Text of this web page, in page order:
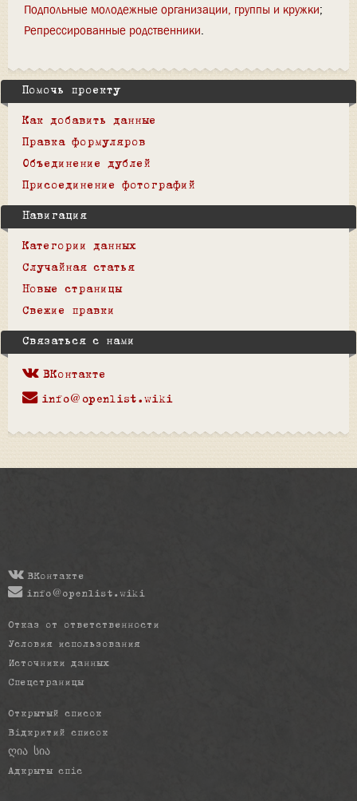
Подпольные молодежные организации, группы и кружки
Репрессированные родственники
Помочь проекту
Как добавить данные
Правка формуляров
Объединение дублей
Присоединение фотографий
Навигация
Категории данных
Случайная статья
Новые страницы
Свежие правки
Связаться с нами
ВКонтакте
info@openlist.wiki
ВКонтакте
info@openlist.wiki
Отказ от ответственности
Условия использования
Источники данных
Спецстраницы
Открытый список
Відкритий список
ღია სია
Адкрыты спіс